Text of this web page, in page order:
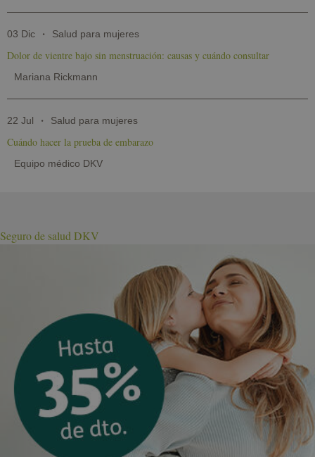
03 Dic Salud para mujeres
Dolor de vientre bajo sin menstruación: causas y cuándo consultar
Mariana Rickmann
22 Jul Salud para mujeres
Cuándo hacer la prueba de embarazo
Equipo médico DKV
Seguro de salud DKV